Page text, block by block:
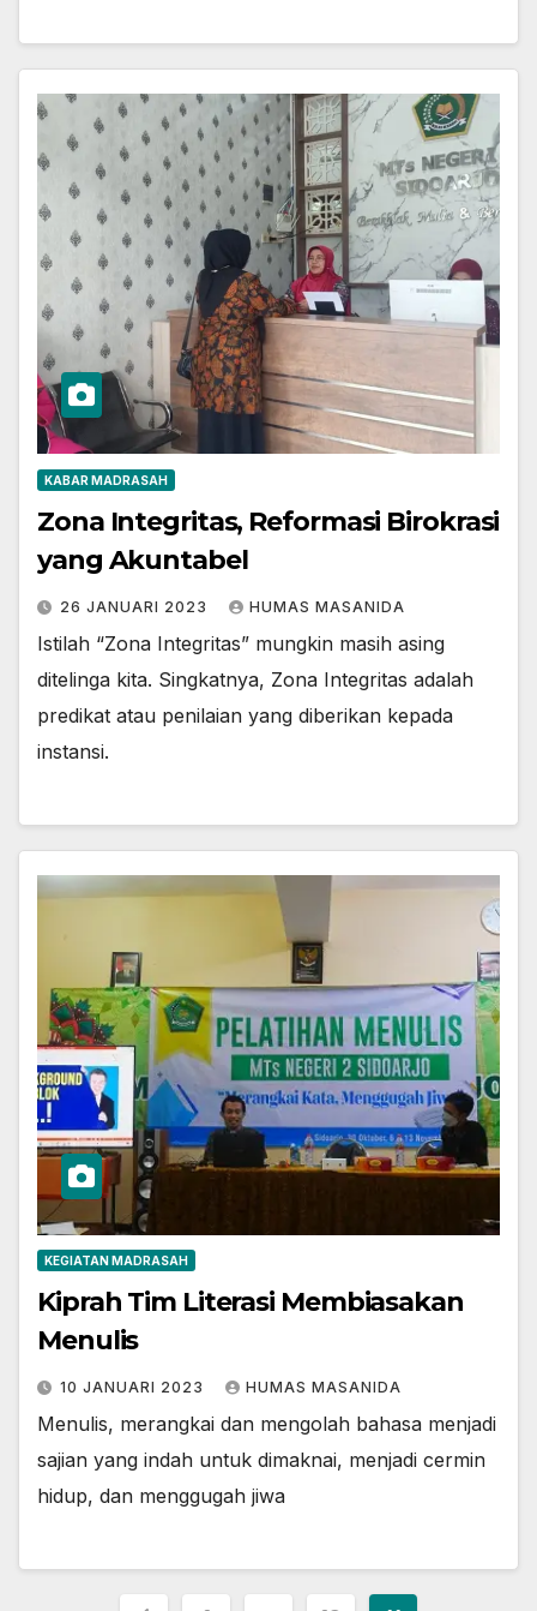
KABAR MADRASAH
Zona Integritas, Reformasi Birokrasi
yang Akuntabel
26 JANUARI 2023 HUMAS MASANIDA
Istilah “Zona Integritas” mungkin masih asing
ditelinga kita. Singkatnya, Zona Integritas adalah
predikat atau penilaian yang diberikan kepada
instansi.
KEGIATAN MADRASAH
Kiprah Tim Literasi Membiasakan
Menulis
10 JANUARI 2023 HUMAS MASANIDA
Menulis, merangkai dan mengolah bahasa menjadi
sajian yang indah untuk dimaknai, menjadi cermin
hidup, dan menggugah jiwa